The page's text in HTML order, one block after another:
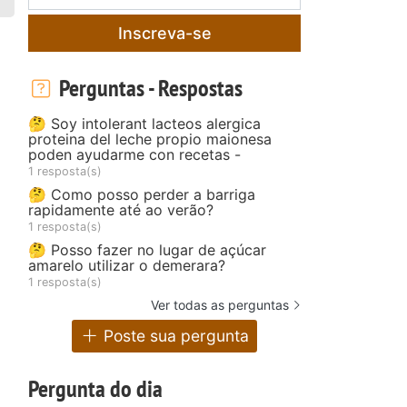
Inscreva-se
Perguntas - Respostas
🤔 Soy intolerant lacteos alergica
proteina del leche propio maionesa
poden ayudarme con recetas -
1 resposta(s)
🤔 Como posso perder a barriga
rapidamente até ao verão?
1 resposta(s)
🤔 Posso fazer no lugar de açúcar
amarelo utilizar o demerara?
1 resposta(s)
Ver todas as perguntas
Poste sua pergunta
Pergunta do dia